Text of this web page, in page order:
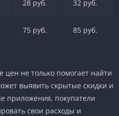
28 руб. 32 руб.
75 руб. 85 руб.
цен не только помогает найти
выявить скрытые скидки и
приложения, покупатели
свои расходы и